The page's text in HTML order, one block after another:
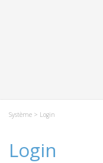
Système > Login
Login